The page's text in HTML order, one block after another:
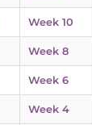
Week 10
Week 8
Week 6
Week 4